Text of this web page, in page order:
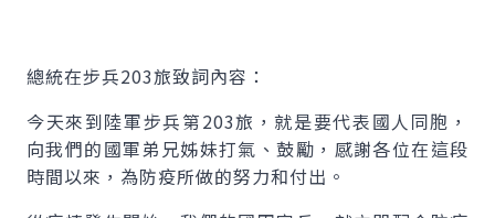
總統在步兵203旅致詞內容：
今天來到陸軍步兵第203旅，就是要代表國人同胞，
向我們的國軍弟兄姊妹打氣、鼓勵，感謝各位在這段
時間以來，為防疫所做的努力和付出。